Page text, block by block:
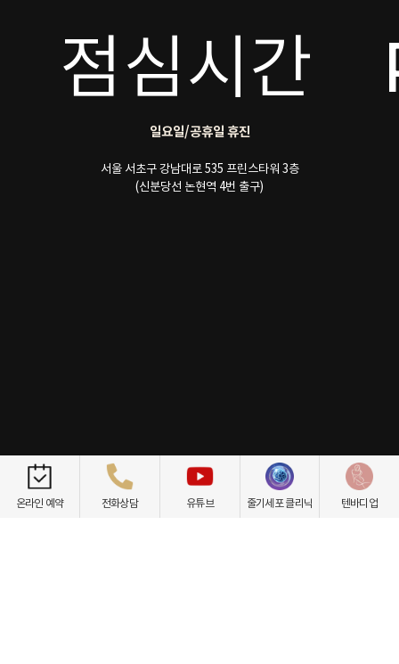
점심시간
일요일/공휴일 휴진
서울 서초구 강남대로 535 프린스타워 3층
(신분당선 논현역 4번 출구)
개인정보취급방침 이용약관 환자권리장전 비급여항목
온라인 예약 전화상담 유튜브 줄기세포 클리닉 텐바디업